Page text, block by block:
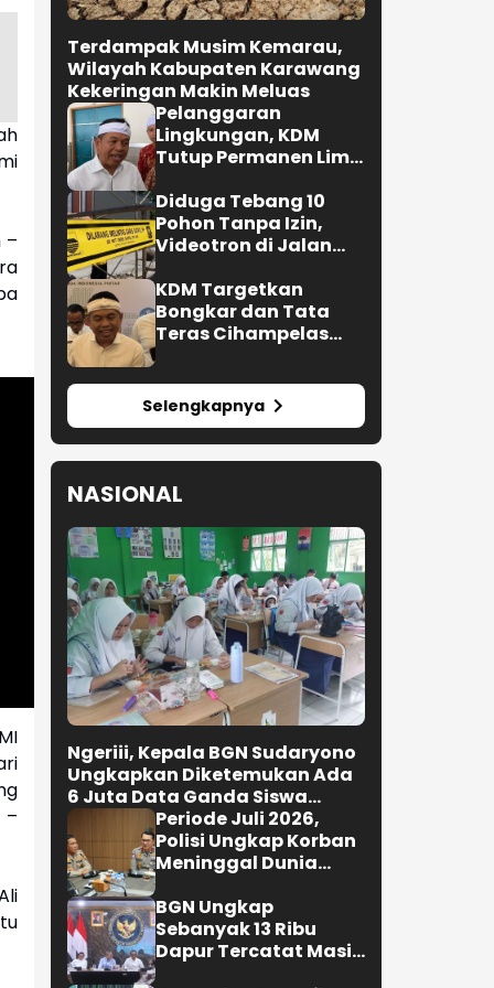
–
–
Terdampak Musim Kemarau,
Wilayah Kabupaten Karawang
Kekeringan Makin Meluas
Pelanggaran
Lingkungan, KDM
Tutup Permanen Lima
di Cipatat
Diduga Tebang 10
Pohon Tanpa Izin,
Videotron di Jalan
Bandung Disegel
KDM Targetkan
Bongkar dan Tata
Teras Cihampelas
Selengkapnya
NASIONAL
Ngeriii, Kepala BGN Sudaryono
Ungkapkan Diketemukan Ada
6 Juta Data Ganda Siswa
Penerima MBGPeriode Juli 2026,
Polisi Ungkap Korban
Meninggal Dunia
Semester 1 Turun
22,92 Persen
BGN Ungkap
Sebanyak 13 Ribu
Dapur Tercatat Masih